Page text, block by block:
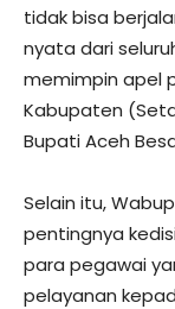
tidak bisa
nyata dari
memimpin apel
Kabupaten
Bupati Aceh
Selain itu,
pentingnya
para pegawai
pelayanan